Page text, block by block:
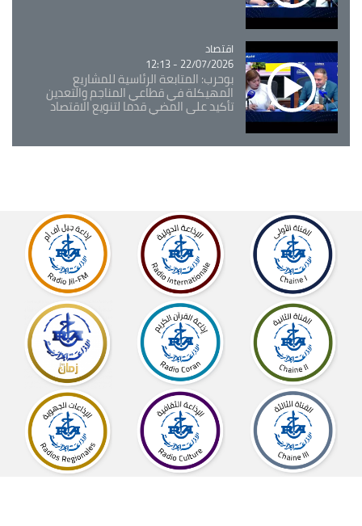
Catégorie
اقتصاد
22/07/2026 - 12:13
بوحرب: المتابعة الرئاسية للمشاريع
المهيكلة في قطاعي المناجم والتعدين
تأكيد على المضي قدما لتنويع الاقتصاد